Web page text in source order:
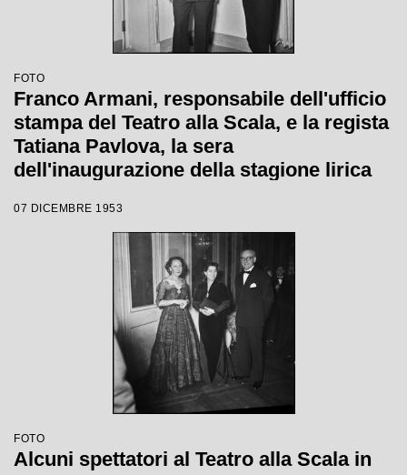
FOTO
Franco Armani, responsabile dell'ufficio
stampa del Teatro alla Scala, e la regista
Tatiana Pavlova, la sera
dell'inaugurazione della stagione lirica
Alfredo Catalani, diretta da Carlo Maria
Giulini, con la regia della Pavlova stessa
07 DICEMBRE 1953
FOTO
Alcuni spettatori al Teatro alla Scala in